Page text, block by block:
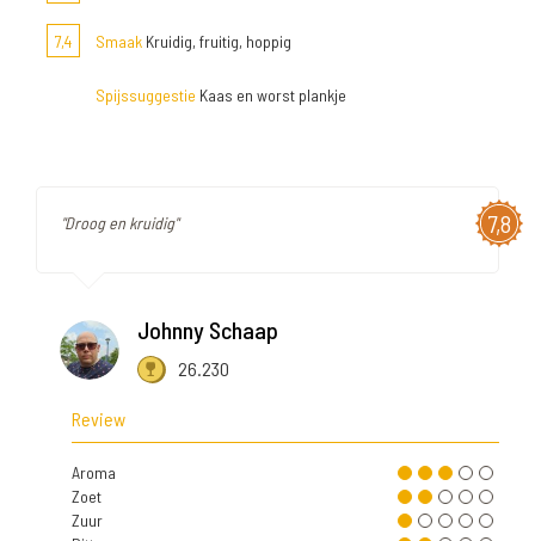
7,4 Smaak Kruidig, fruitig, hoppig
Spijssuggestie Kaas en worst plankje
7,8
"Droog en kruidig"
Johnny Schaap
26.230
Review
Aroma
Zoet
Zuur